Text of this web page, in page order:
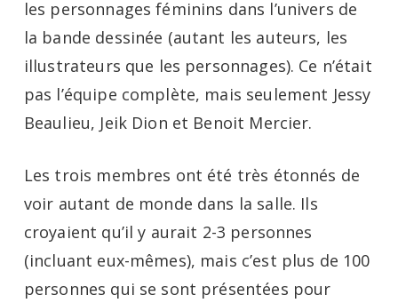
les personnages féminins dans l’univers de
la bande dessinée (autant les auteurs, les
illustrateurs que les personnages). Ce n’était
pas l’équipe complète, mais seulement Jessy
Beaulieu, Jeik Dion et Benoit Mercier.
Les trois membres ont été très étonnés de
voir autant de monde dans la salle. Ils
croyaient qu’il y aurait 2-3 personnes
(incluant eux-mêmes), mais c’est plus de 100
personnes qui se sont présentées pour